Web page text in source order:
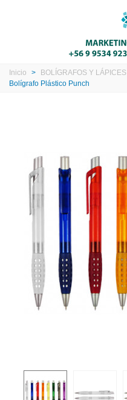
Inicio > BOLÍGRAFOS Y LÁPICES
Bolígrafo Plástico Punch